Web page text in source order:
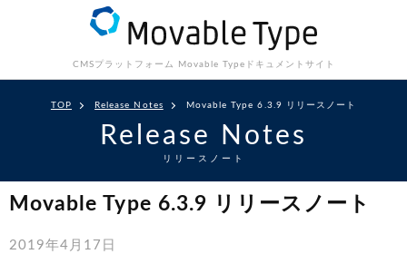
CMSプラットフォーム Movable Type ドキュメントサイト
TOP Release Notes Movable Type 6.3.9 リリースノート
Release Notes
リリースノート
Movable Type 6.3.9 リリースノート
2019年4月17日